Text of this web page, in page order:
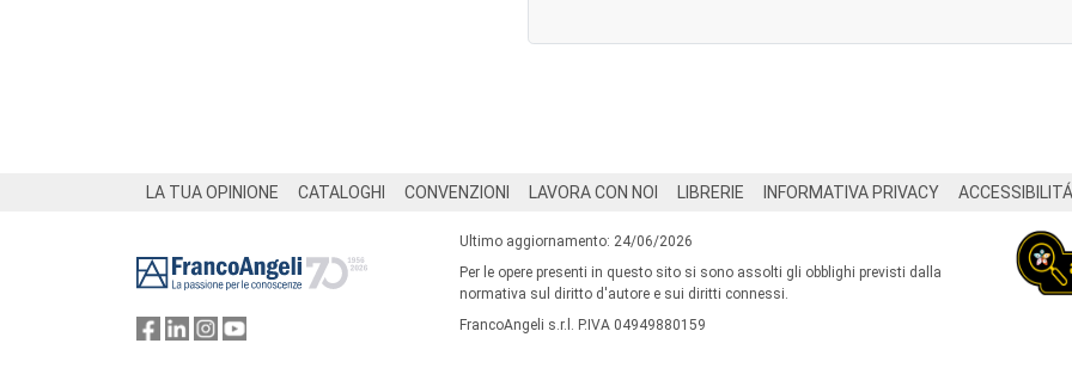
LA TUA OPINIONE CATALOGHI CONVENZIONI LAVORA CON NOI LIBRERIE INFORMATIVA PRIVACY ACCESSIBILITÁ
Ultimo aggiornamento: 24/06/2026
Per le opere presenti in questo sito si sono assolti gli obblighi previsti dalla
normativa sul diritto d'autore e sui diritti connessi.
FrancoAngeli s.r.l. P.IVA 04949880159